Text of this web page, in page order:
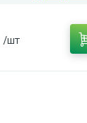
/шт